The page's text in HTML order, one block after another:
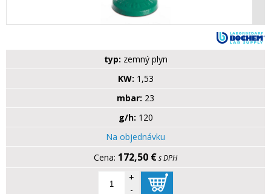
typ: zemný plyn
KW: 1,53
mbar: 23
g/h: 120
Na objednávku
172,50 €s DPH
+
-